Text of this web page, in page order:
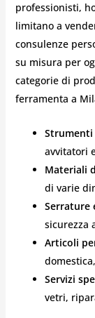
professionisti,
limitano a
consulenze
su misura per
categorie di
ferramenta a
avvitatori
Materiali
di varie
Serrature
sicurezza
Articoli
Servizi
vetri,